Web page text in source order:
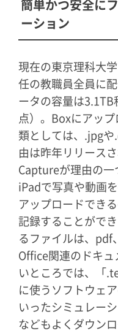
簡単かつ安全に
ーション
現在の東京理科大
任の教職員全員に
ータの容量は
点）。Boxにアッ
類としては、.jpg
由は昨年リリース
Captureが理由の
iPadで写真や動画
アップロードでき
記録することがで
るファイルは、pdf
Office関連のドキュ
いところでは、「
に使うソフトウェ
いったシミュレー
などもよくダウン